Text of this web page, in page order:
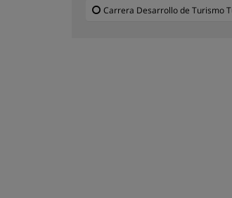
Carrera Desarrollo de Turismo